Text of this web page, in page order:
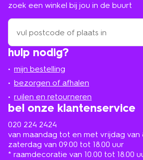
hulp nodig?
mijn bestelling
bezorgen of afhalen
ruilen en retourneren
bel onze klantenservice
020 224 2424
van maandag tot en met vrijdag van
zaterdag van 09.00 tot 18.00 uur
* raamdecoratie van 10.00 tot 18.00
zoek een winkel bij jou in de buurt
zoek
een
winkel
bij
in
de
buurt